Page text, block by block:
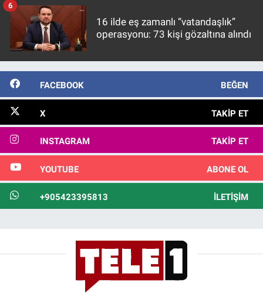
16 ilde eş zamanlı “vatandaşlık”
operasyonu: 73 kişi gözaltına alındı
6
FACEBOOK BEĞEN
X TAKIP ET
INSTAGRAM TAKIP ET
YOUTUBE ABONE OL
+905423395813 İLETIŞIM